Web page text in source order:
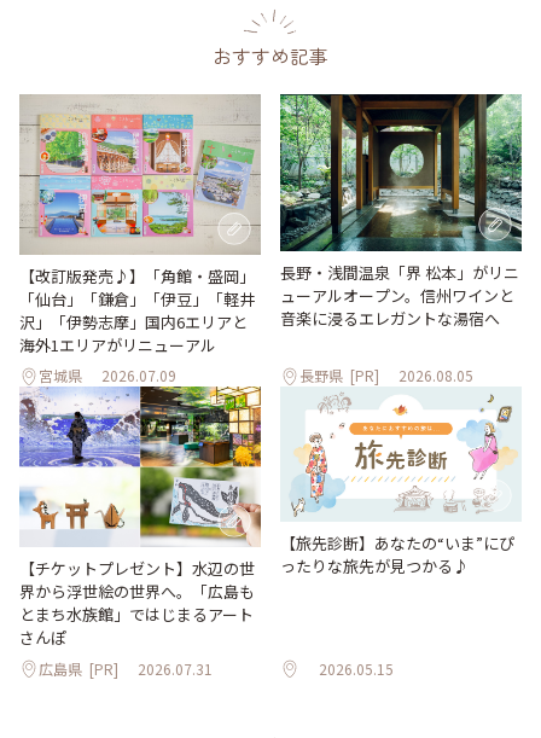
おすすめ記事
【改訂版発売♪】「角館・盛岡」
「仙台」「鎌倉」「伊豆」「軽井
沢」「伊勢志摩」国内6エリアと
海外1エリアがリニューアル
宮城県 2026.07.09
長野・浅間温泉「界 松本」がリニ
ューアルオープン。信州ワインと
音楽に浸るエレガントな湯宿へ
長野県 [PR] 2026.08.05
【チケットプレゼント】水辺の世
界から浮世絵の世界へ。「広島も
とまち水族館」ではじまるアート
さんぽ
広島県 [PR] 2026.07.31
【旅先診断】あなたの“いま”にぴ
ったりな旅先が見つかる♪
2026.05.15